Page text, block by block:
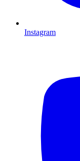
Instagram